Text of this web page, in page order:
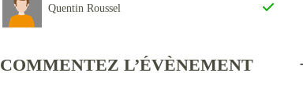
Quentin Roussel
COMMENTEZ L’ÉVÈNEMENT